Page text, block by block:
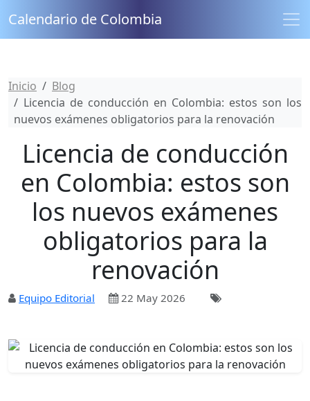
Calendario de Colombia
Inicio
Blog
Licencia de conducción en Colombia: estos son los
nuevos exámenes obligatorios para la renovación
Licencia de conducción
en Colombia: estos son
los nuevos exámenes
obligatorios para la
renovación
Equipo Editorial 22 May 2026